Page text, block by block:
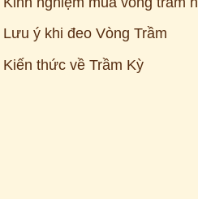
Lưu ý khi đeo Vòng Trầm
Kiến thức về Trầm Kỳ